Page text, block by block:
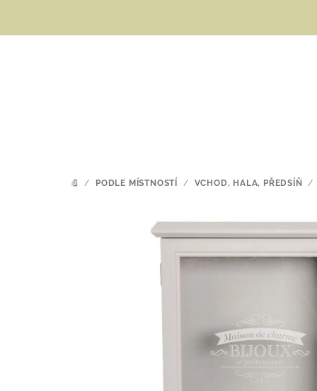
DOMŮ
/ PODLE MÍSTNOSTÍ / VCHOD, HALA, PŘEDSÍŇ /